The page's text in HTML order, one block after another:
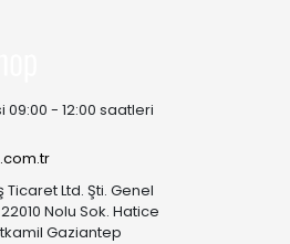
09:00 - 12:00 saatleri
Ticaret Ltd. Şti. Genel
Nolu Sok. Hatice
Gaziantep